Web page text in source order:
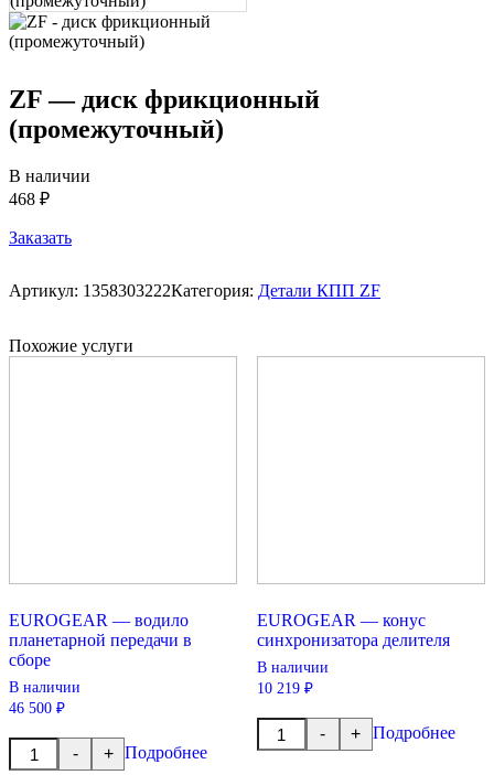
ZF — диск фрикционный
(промежуточный)
В наличии
468 ₽
Заказать
Артикул: 1358303222Категория: Детали КПП ZF
Похожие услуги
EUROGEAR — водило
планетарной передачи в
сборе
В наличии
46 500 ₽
-
Количество
товара
+ Подробнее
EUROGEAR — конус
синхронизатора делителя
В наличии
10 219 ₽
-
Количество
товара
+ Подробнее